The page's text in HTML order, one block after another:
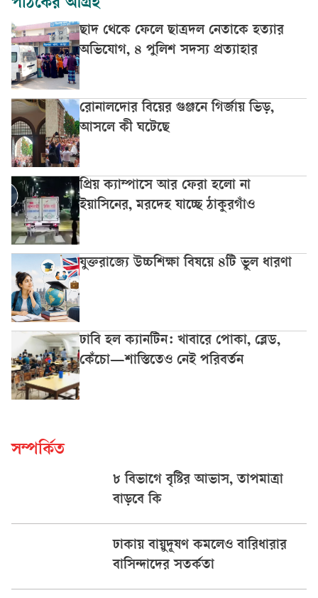
পাঠকের আগ্রহ
ছাদ থেকে ফেলে ছাত্রদল নেতাকে হত্যার
অভিযোগ, ৪ পুলিশ সদস্য প্রত্যাহার
রোনালদোর বিয়ের গুঞ্জনে গির্জায় ভিড়,
আসলে কী ঘটেছে
প্রিয় ক্যাম্পাসে আর ফেরা হলো না
ইয়াসিনের, মরদেহ যাচ্ছে ঠাকুরগাঁও
যুক্তরাজ্যে উচ্চশিক্ষা বিষয়ে ৪টি ভুল ধারণা
ঢাবি হল ক্যানটিন: খাবারে পোকা, ব্লেড,
কেঁচো—শাস্তিতেও নেই পরিবর্তন
সম্পর্কিত
৮ বিভাগে বৃষ্টির আভাস, তাপমাত্রা
বাড়বে কি
ঢাকায় বায়ুদূষণ কমলেও বারিধারার
বাসিন্দাদের সতর্কতা